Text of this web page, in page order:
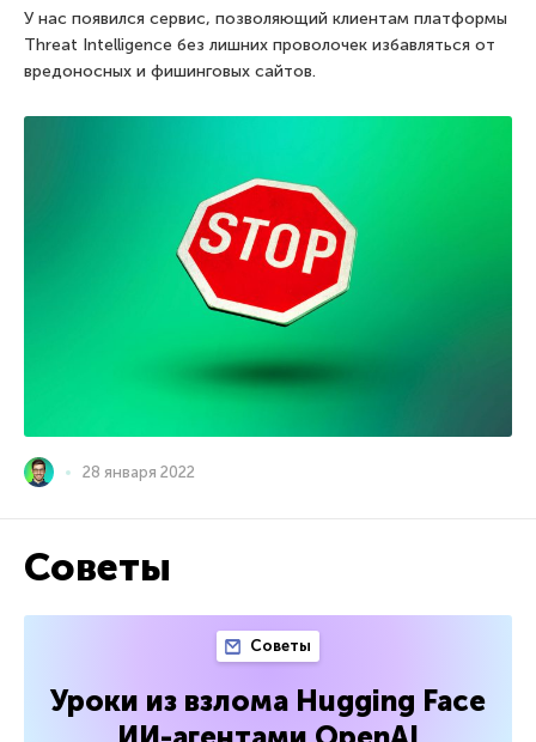
У нас появился сервис, позволяющий клиентам платформы
Threat Intelligence без лишних проволочек избавляться от
вредоносных и фишинговых сайтов.
28 января 2022
Советы
Советы
Уроки из взлома Hugging Face